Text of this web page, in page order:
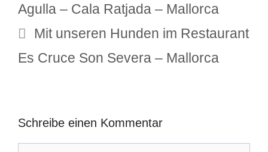
Agulla – Cala Ratjada – Mallorca
Mit unseren Hunden im Restaurant
Es Cruce Son Severa – Mallorca
Schreibe einen Kommentar